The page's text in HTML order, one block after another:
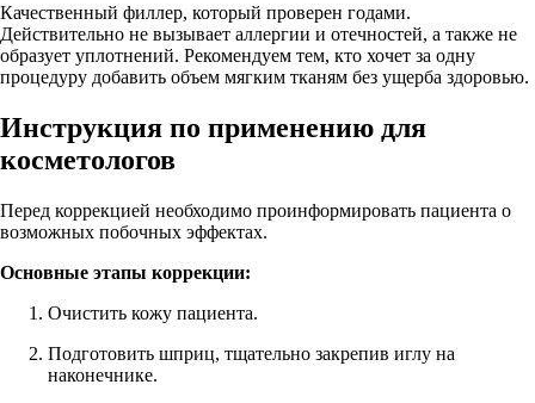
Качественный филлер, который проверен годами.
Действительно не вызывает аллергии и отечностей, а также не
образует уплотнений. Рекомендуем тем, кто хочет за одну
процедуру добавить объем мягким тканям без ущерба здоровью.
Инструкция по применению для
косметологов
Перед коррекцией необходимо проинформировать пациента о
возможных побочных эффектах.
Основные этапы коррекции:
Очистить кожу пациента.
Подготовить шприц, тщательно закрепив иглу на
наконечнике.